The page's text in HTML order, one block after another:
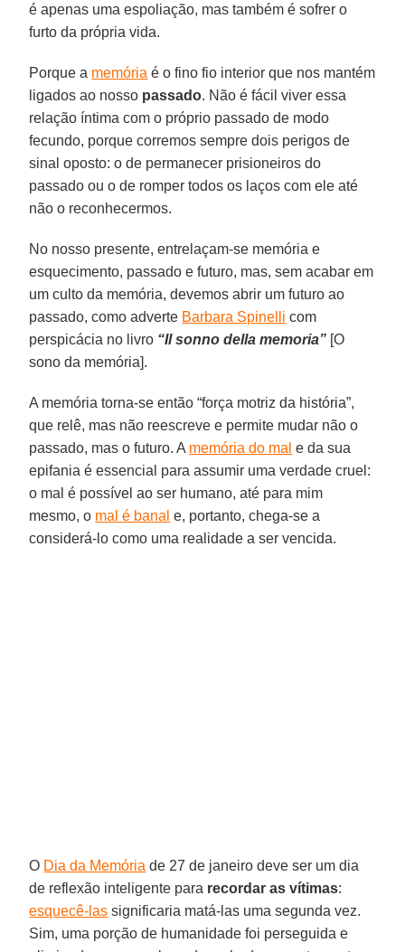
é apenas uma espoliação, mas também é sofrer o
furto da própria vida.
Porque a memória é o fino fio interior que nos mantém
ligados ao nosso passado. Não é fácil viver essa
relação íntima com o próprio passado de modo
fecundo, porque corremos sempre dois perigos de
sinal oposto: o de permanecer prisioneiros do
passado ou o de romper todos os laços com ele até
não o reconhecermos.
No nosso presente, entrelaçam-se memória e
esquecimento, passado e futuro, mas, sem acabar em
um culto da memória, devemos abrir um futuro ao
passado, como adverte Barbara Spinelli com
perspicácia no livro “Il sonno della memoria” [O
sono da memória].
A memória torna-se então “força motriz da história”,
que relê, mas não reescreve e permite mudar não o
passado, mas o futuro. A memória do mal e da sua
epifania é essencial para assumir uma verdade cruel:
o mal é possível ao ser humano, até para mim
mesmo, o mal é banal e, portanto, chega-se a
considerá-lo como uma realidade a ser vencida.
O Dia da Memória de 27 de janeiro deve ser um dia
de reflexão inteligente para recordar as vítimas:
esquecê-las significaria matá-las uma segunda vez.
Sim, uma porção de humanidade foi perseguida e